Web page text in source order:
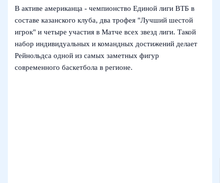
В активе американца - чемпионство Единой лиги ВТБ в
составе казанского клуба, два трофея "Лучший шестой
игрок" и четыре участия в Матче всех звезд лиги. Такой
набор индивидуальных и командных достижений делает
Рейнольдса одной из самых заметных фигур
современного баскетбола в регионе.